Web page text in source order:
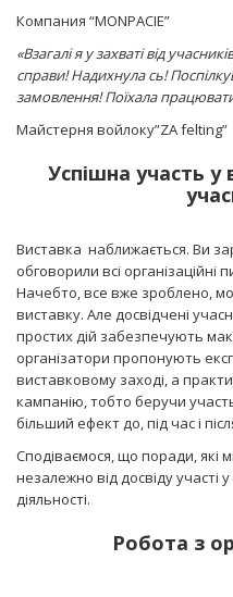
Компания “MONPACIE”
«Взагалі я у захваті від
справи! Надихнула сь!
замовлення! Поїхала
Майстерня войлоку”ZA felting”
Успішна участь у
Виставка наближається. Ви
обговорили всі організаційні
Начебто, все вже зроблено,
виставку. Але досвідчені
простих дій забезпечують
організатори пропонують
виставковому заході, а
кампанію, тобто беручи
більший ефект до, під час і
Сподіваємося, що поради, які
незалежно від досвіду участі
діяльності.
Робота з